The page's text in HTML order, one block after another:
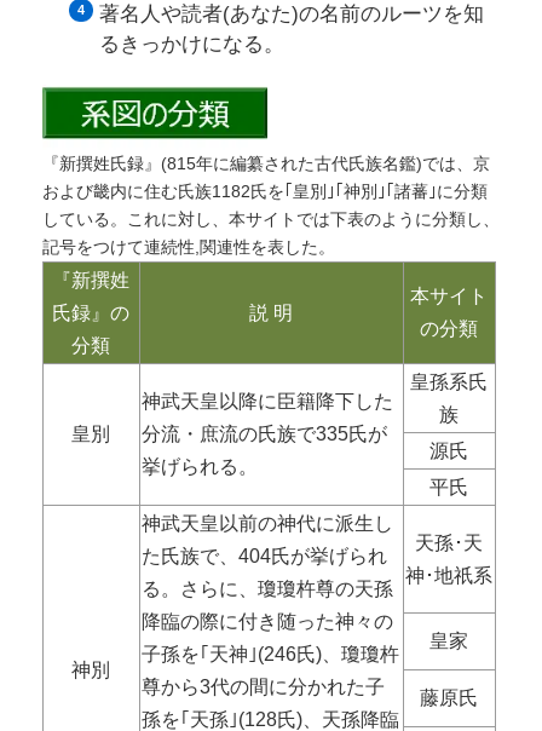
著名人や読者(あなた)の名前のルーツを知
るきっかけになる。
『新撰姓氏録』(815年に編纂された古代氏族名鑑)では、京
および畿内に住む氏族1182氏を｢皇別｣｢神別｣｢諸蕃｣に分類
している。これに対し、本サイトでは下表のように分類し、
記号をつけて連続性,関連性を表した。
『新撰姓
氏録』の
分類
説 明
本サイト
の分類
皇別
神武天皇以降に臣籍降下した
分流・庶流の氏族で335氏が
挙げられる。
皇孫系氏
族
源氏
平氏
神別
神武天皇以前の神代に派生し
た氏族で、404氏が挙げられ
る。さらに、瓊瓊杵尊の天孫
降臨の際に付き随った神々の
子孫を｢天神｣(246氏)、瓊瓊杵
尊から3代の間に分かれた子
孫を｢天孫｣(128氏)、天孫降臨
天孫･天
神･地祇系
皇家
藤原氏